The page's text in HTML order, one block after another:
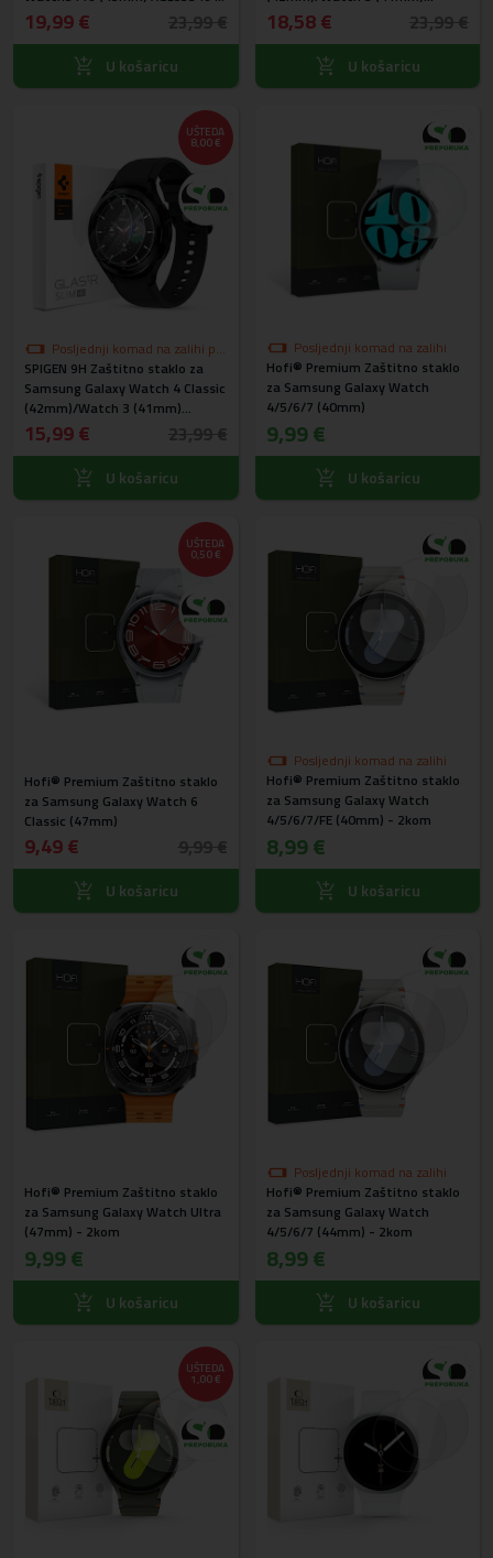
2kom
19,99 €
U košaricu
AGL03843 - 3kom
18,58 €
U košaricu
UŠTEDA
8,00 €
Posljednji komad na zalihi po
akcijskoj cijeni
SPIGEN 9H Zaštitno staklo za
Samsung Galaxy Watch 4 Classic
(42mm)/Watch 3 (41mm)
AGL03843 - 3kom - OŠTEĆENA
AMBALAŽA - NOVO
15,99 €
U košaricu
Posljednji komad na zalihi
Hofi® Premium Zaštitno staklo
za Samsung Galaxy Watch
4/5/6/7 (40mm)
9,99 €
U košaricu
UŠTEDA
0,50 €
Hofi® Premium Zaštitno staklo
za Samsung Galaxy Watch 6
Classic (47mm)
9,49 €
U košaricu
Posljednji komad na zalihi
Hofi® Premium Zaštitno staklo
za Samsung Galaxy Watch
4/5/6/7/FE (40mm) - 2kom
8,99 €
U košaricu
Hofi® Premium Zaštitno staklo
za Samsung Galaxy Watch Ultra
(47mm) - 2kom
9,99 €
U košaricu
Posljednji komad na zalihi
Hofi® Premium Zaštitno staklo
za Samsung Galaxy Watch
4/5/6/7 (44mm) - 2kom
8,99 €
U košaricu
UŠTEDA
1,00 €